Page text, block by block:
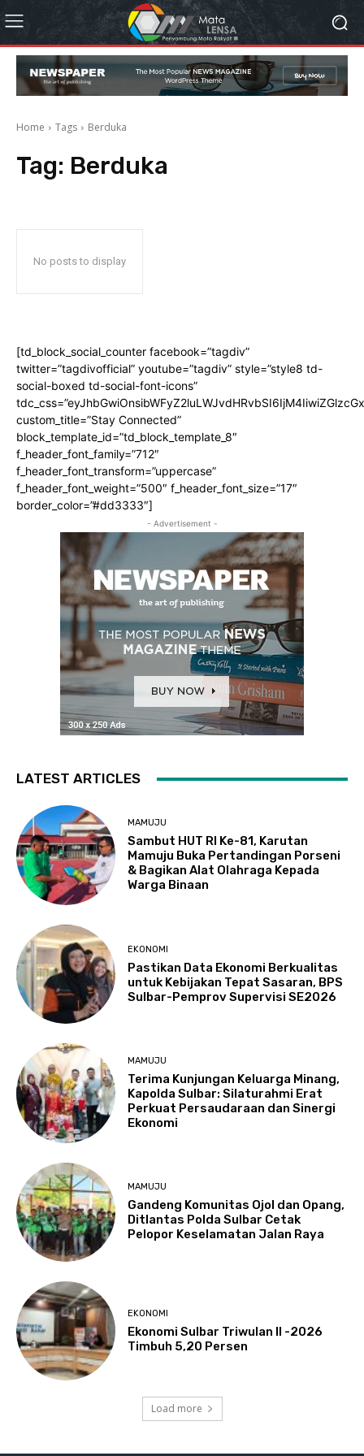
Home Tags Berduka
Tag: Berduka
No posts to display
[td_block_social_counter facebook=”tagdiv”
twitter=”tagdivofficial” youtube=”tagdiv” style=”style8 td-
social-boxed td-social-font-icons”
custom_title=”Stay Connected”
block_template_id=”td_block_template_8″
f_header_font_family=”712″
f_header_font_transform=”uppercase”
f_header_font_weight=”500″ f_header_font_size=”17″
border_color=”#dd3333″]
- Advertisement -
LATEST ARTICLES
MAMUJU
Sambut HUT RI Ke-81, Karutan
Mamuju Buka Pertandingan Porseni
& Bagikan Alat Olahraga Kepada
Warga Binaan
EKONOMI
Pastikan Data Ekonomi Berkualitas
untuk Kebijakan Tepat Sasaran, BPS
Sulbar-Pemprov Supervisi SE2026
MAMUJU
Terima Kunjungan Keluarga Minang,
Kapolda Sulbar: Silaturahmi Erat
Perkuat Persaudaraan dan Sinergi
Ekonomi
MAMUJU
Gandeng Komunitas Ojol dan Opang,
Ditlantas Polda Sulbar Cetak
Pelopor Keselamatan Jalan Raya
EKONOMI
Ekonomi Sulbar Triwulan II -2026
Timbuh 5,20 Persen
Load more